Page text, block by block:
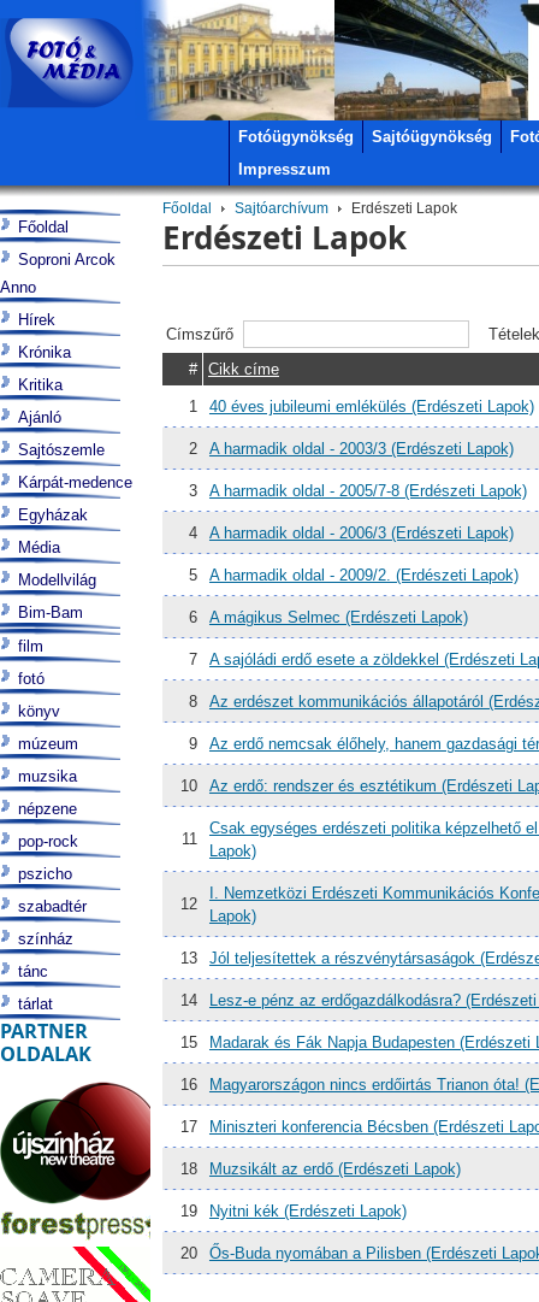
Fotóügynökség Sajtóügynökség
Impresszum
Főoldal Sajtóarchívum Erdészeti Lapok
Erdészeti Lapok
Címszűrő
#
Cikk címe
1 40 éves jubileumi emlékülés (Erdészeti Lapok)
2 A harmadik oldal - 2003/3 (Erdészeti Lapok)
3 A harmadik oldal - 2005/7-8 (Erdészeti Lapok)
4 A harmadik oldal - 2006/3 (Erdészeti Lapok)
5 A harmadik oldal - 2009/2. (Erdészeti Lapok)
6 A mágikus Selmec (Erdészeti Lapok)
7 A sajóládi erdő esete a zöldekkel (Erdészeti
8 Az erdészet kommunikációs állapotáról
9 Az erdő nemcsak élőhely, hanem gazdasági
10 Az erdő: rendszer és esztétikum (Erdészeti
11
Csak egységes erdészeti politika képzelhető
Lapok)
12
I. Nemzetközi Erdészeti Kommunikációs
Lapok)
13 Jól teljesítettek a részvénytársaságok
14 Lesz-e pénz az erdőgazdálkodásra?
15 Madarak és Fák Napja Budapesten (Erdészeti
16 Magyarországon nincs erdőirtás Trianon óta!
17 Miniszteri konferencia Bécsben (Erdészeti
18 Muzsikált az erdő (Erdészeti Lapok)
19 Nyitni kék (Erdészeti Lapok)
20 Ős-Buda nyomában a Pilisben (Erdészeti
Főoldal
Soproni Arcok
Anno
Hírek
Krónika
Kritika
Ajánló
Sajtószemle
Kárpát-medence
Egyházak
Média
Modellvilág
Bim-Bam
film
fotó
könyv
múzeum
muzsika
népzene
pop-rock
pszicho
szabadtér
színház
tánc
tárlat
PARTNER
OLDALAK